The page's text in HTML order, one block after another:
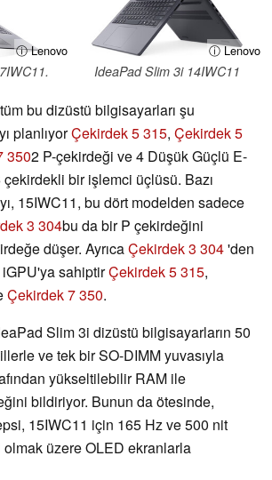
ⓘ Lenovo ⓘ Lenovo
IdeaPad Slim 3i 14IWC11
bu dizüstü bilgisayarları şu
planlıyorÇekirdek 5 315, Çekirdek 5
3502 P-çekirdeği ve 4 Düşük Güçlü E-
bir işlemci üçlüsü. Bazı
15IWC11, bu dört modelden sadece
3 304bu da bir P çekirdeğini
düşer. AyrıcaÇekirdek 3 304'den
iGPU'ya sahiptirÇekirdek 5 315,
Çekirdek 7 350.
Slim 3i dizüstü bilgisayarların 50
ve tek bir SO-DIMM yuvasıyla
yükseltilebilir RAM ile
bildiriyor. Bunun da ötesinde,
15IWC11 için 165 Hz ve 500 nit
üzere OLED ekranlarla